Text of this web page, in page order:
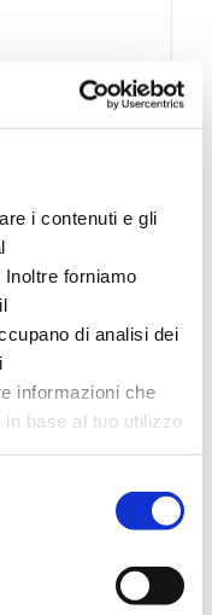
i contenuti e gli
forniamo
di analisi dei
informazioni che
base al tuo utilizzo
l'utilizzo dei tuoi
web.